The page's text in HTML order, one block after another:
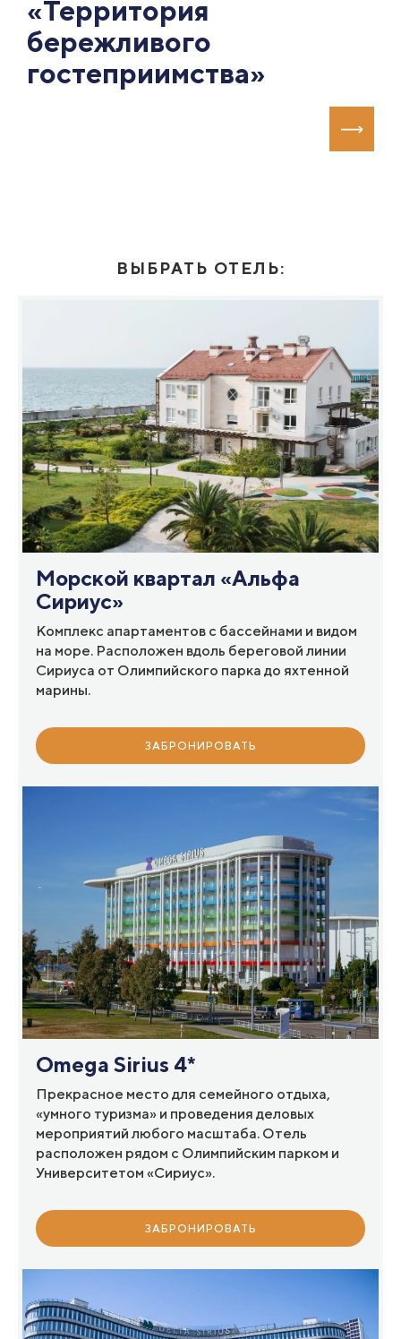
«Территория
бережливого
гостеприимства»
ВЫБРАТЬ ОТЕЛЬ:
Морской квартал «Альфа
Сириус»
Комплекс апартаментов с бассейнами и видом
на море. Расположен вдоль береговой линии
Сириуса от Олимпийского парка до яхтенной
марины.
ЗАБРОНИРОВАТЬ
Omega Sirius 4*
Прекрасное место для семейного отдыха,
«умного туризма» и проведения деловых
мероприятий любого масштаба. Отель
расположен рядом с Олимпийским парком и
Университетом «Сириус».
ЗАБРОНИРОВАТЬ